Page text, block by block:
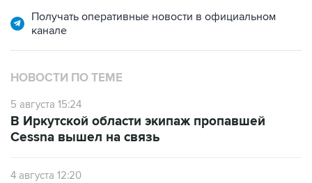
Получать оперативные новости в официальном
канале
НОВОСТИ ПО ТЕМЕ
5 августа 15:24
В Иркутской области экипаж пропавшей
Cessna вышел на связь
4 августа 12:20